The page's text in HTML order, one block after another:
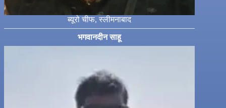
ब्यूरो चीफ, स्लीमनाबाद
भगवानदीन साहू